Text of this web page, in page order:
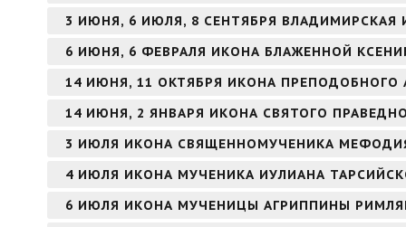
3 ИЮНЯ, 6 ИЮЛЯ, 8 СЕНТЯБРЯ
6 ИЮНЯ, 6 ФЕВРАЛЯ ИКОНА БЛАЖЕННОЙ
14 ИЮНЯ, 11 ОКТЯБРЯ ИКОНА ПРЕПОДОБНОГО
14 ИЮНЯ, 2 ЯНВАРЯ ИКОНА СВЯТОГО
3 ИЮЛЯ ИКОНА СВЯЩЕННОМУЧЕНИКА
4 ИЮЛЯ ИКОНА МУЧЕНИКА ИУЛИАНА
6 ИЮЛЯ ИКОНА МУЧЕНИЦЫ АГРИППИНЫ